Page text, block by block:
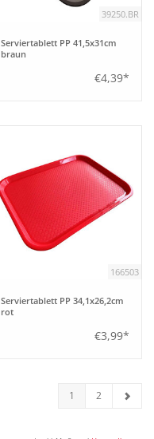
39250.BR
Serviertablett PP 41,5x31cm
braun
€4,39*
166503
Serviertablett PP 34,1x26,2cm
rot
€3,99*
1 2